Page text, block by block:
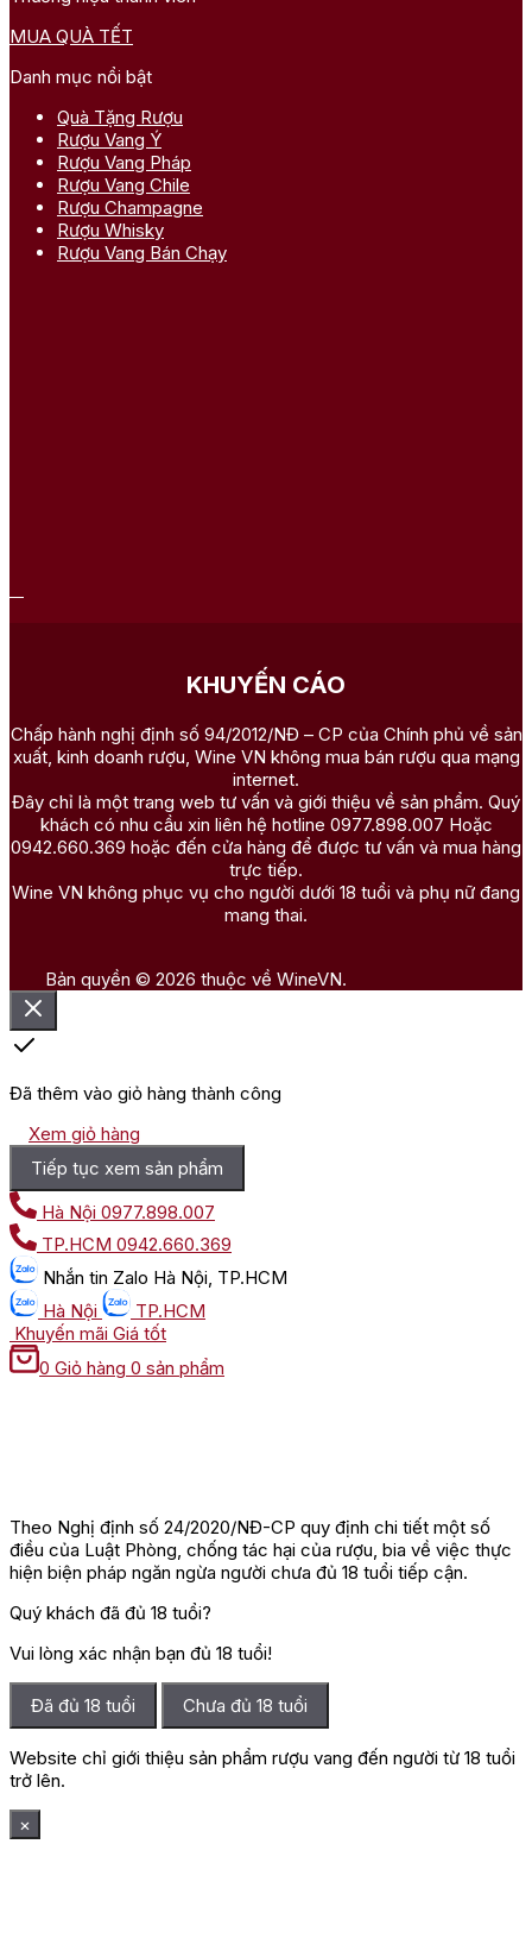
MUA QUÀ TẾT
Danh mục nổi bật
Quà Tặng Rượu
Rượu Vang Ý
Rượu Vang Pháp
Rượu Vang Chile
Rượu Champagne
Rượu Whisky
Rượu Vang Bán Chạy
KHUYẾN CÁO
Chấp hành nghị định số 94/2012/NĐ – CP của Chính phủ về sản
xuất, kinh doanh rượu, Wine VN không mua bán rượu qua mạng
internet.
Đây chỉ là một trang web tư vấn và giới thiệu về sản phẩm. Quý
khách có nhu cầu xin liên hệ hotline 0977.898.007 Hoặc
0942.660.369 hoặc đến cửa hàng để được tư vấn và mua hàng
trực tiếp.
Wine VN không phục vụ cho người dưới 18 tuổi và phụ nữ đang
mang thai.
Bản quyền © 2026 thuộc về WineVN.
Đã thêm vào giỏ hàng thành công
Xem giỏ hàng
Tiếp tục xem sản phẩm
Hà Nội 0977.898.007
TP.HCM 0942.660.369
Nhắn tin Zalo Hà Nội, TP.HCM
Hà Nội
TP.HCM
Khuyến mãi Giá tốt
0 Giỏ hàng 0 sản phẩm
Theo Nghị định số 24/2020/NĐ-CP quy định chi tiết một số
điều của Luật Phòng, chống tác hại của rượu, bia về việc thực
hiện biện pháp ngăn ngừa người chưa đủ 18 tuổi tiếp cận.
Quý khách đã đủ 18 tuổi?
Vui lòng xác nhận bạn đủ 18 tuổi!
Đã đủ 18 tuổi Chưa đủ 18 tuổi
Website chỉ giới thiệu sản phẩm rượu vang đến người từ 18 tuổi
trở lên.
×